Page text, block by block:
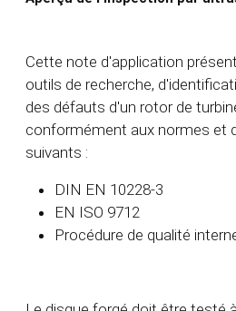
Cette note d'application
outils de recherche,
des défauts d'un rotor de
conformément aux normes et
suivants :
DIN EN 10228-3
EN ISO 9712
Procédure de qualité